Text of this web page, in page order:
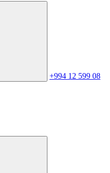
+994 12 599 08